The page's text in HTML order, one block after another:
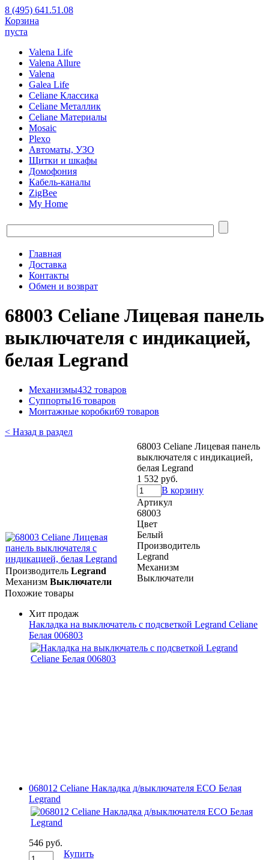
8 (495) 641.51.08
Корзина
пуста
Valena Life
Valena Allure
Valena
Galea Life
Celiane Классика
Celiane Металлик
Celiane Материалы
Mosaic
Plexo
Автоматы, УЗО
Щитки и шкафы
Домофония
Кабель-каналы
ZigBee
My Home
Главная
Доставка
Контакты
Обмен и возврат
68003 Celiane Лицевая панель
выключателя с индикацией,
белая Legrand
Механизмы432 товаров
Суппорты16 товаров
Монтажные коробки69 товаров
< Назад в раздел
68003 Celiane Лицевая панель
выключателя с индикацией,
белая Legrand
1 532 руб.
В корзину
Артикул
68003
Цвет
Белый
Производитель
Legrand
Механизм
Выключатели
Производитель Legrand
Механизм Выключатели
Похожие товары
Хит продаж
Накладка на выключатель с подсветкой Legrand Celiane
Белая 006803
068012 Celiane Накладка д/выключателя ECO Белая
Legrand
546 руб.
Купить